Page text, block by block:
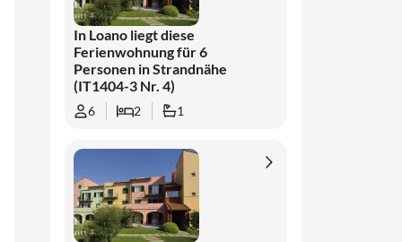
In Loano liegt diese
Ferienwohnung für 6
Personen in Strandnähe
(IT1404-3 Nr. 4)
6 2 1